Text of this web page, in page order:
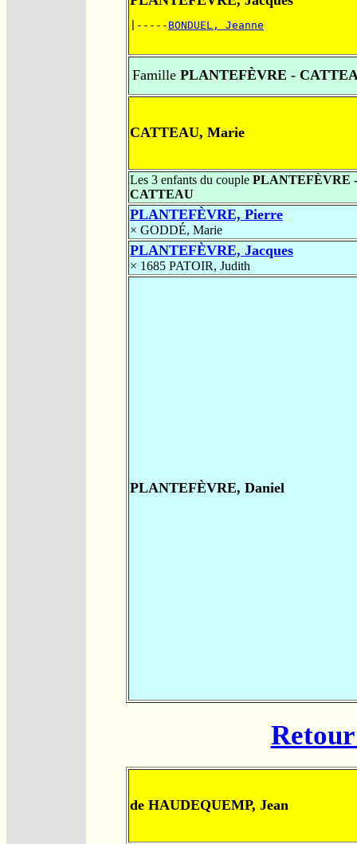
|----- BONDUEL, Jeanne
Famille PLANTEFÈVRE -
CATTEAU, Marie
Les 3 enfants du couple PLANTEFÈVRE -
CATTEAU
PLANTEFÈVRE, Pierre
× GODDÉ, Marie
PLANTEFÈVRE, Jacques
× 1685 PATOIR, Judith
PLANTEFÈVRE, Daniel
de HAUDEQUEMP, Jean